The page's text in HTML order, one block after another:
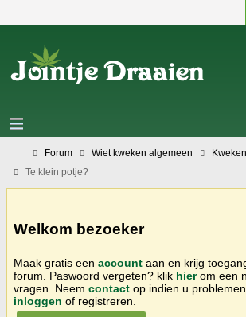
Forum Wiet kweken algemeen
Te klein potje?
Welkom bezoeker
Maak gratis een account aan en krijg
forum. Paswoord vergeten? klik hierom een
vragen. Neem contact op indien u
inloggen of registreren.